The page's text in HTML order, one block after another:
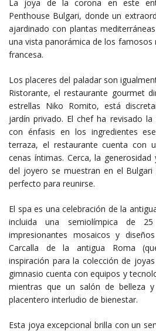
La joya de la corona en este
Penthouse Bulgari, donde un
ajardinado con plantas
una vista panorámica de los
francesa.
Los placeres del paladar son
Ristorante, el restaurante gourmet
estrellas Niko Romito, está
jardín privado. El chef ha revisado
con énfasis en los ingredientes
terraza, el restaurante cuenta con
cenas íntimas. Cerca, la
del joyero se muestran en el
perfecto para reunirse.
El spa es una celebración de la
incluida una semiolímpica de
impresionantes mosaicos y
Carcalla de la antigua Roma
inspiración para la colección de joyas
gimnasio cuenta con equipos y
mientras que un salón de belleza
placentero interludio de bienestar.
Esta joya excepcional brilla con un